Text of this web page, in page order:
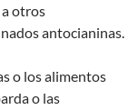
otros
antocianinas.
o los alimentos
o las